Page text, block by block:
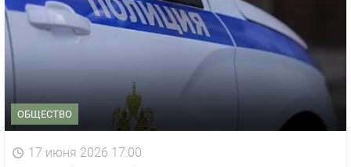
ОБЩЕСТВО
17 июня 2026 17:00